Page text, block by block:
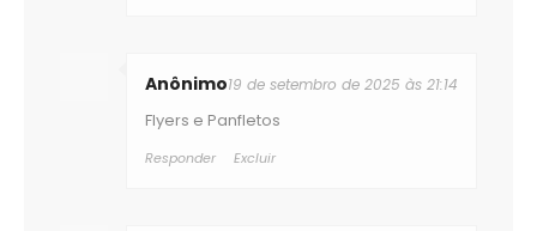
Anônimo19 de setembro de 2025 às 21:14
Flyers e Panfletos
Responder Excluir